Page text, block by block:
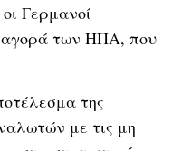
Γερμανοί
αγορά των ΗΠΑ, που
της
με τις μη